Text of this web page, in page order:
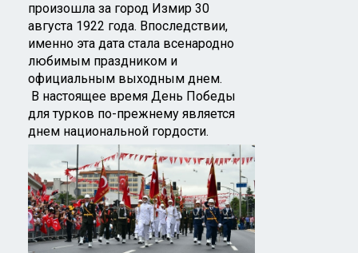
произошла за город Измир 30
августа 1922 года. Впоследствии,
именно эта дата стала всенародно
любимым праздником и
официальным выходным днем.
В настоящее время День Победы
для турков по-прежнему является
днем национальной гордости.